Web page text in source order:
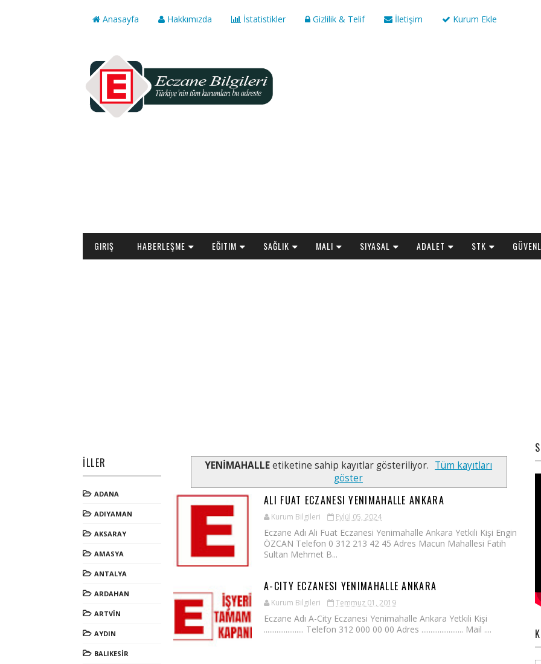
Anasayfa Hakkımızda İstatistikler Gizlilik & Telif İletişim Kurum Ekle
GIRIŞ HABERLEŞME EĞITIM SAĞLIK MALI SIYASAL ADALET STK
İLLER
ADANA
ADIYAMAN
AKSARAY
AMASYA
ANTALYA
ARDAHAN
ARTVİN
AYDIN
BALIKESİR
YENİMAHALLEetiketine sahip kayıtlar gösteriliyor. Tüm kayıtları
göster
ALI FUAT ECZANESI YENIMAHALLE ANKARA
Kurum Bilgileri Eylül 05, 2024
Eczane Adı Ali Fuat Eczanesi Yenimahalle Ankara Yetkili Kişi Engin
ÖZCAN Telefon 0 312 213 42 45 Adres Macun Mahallesi Fatih
Sultan Mehmet B...
A-CITY ECZANESI YENIMAHALLE ANKARA
Kurum Bilgileri Temmuz 01, 2019
Eczane Adı A-City Eczanesi Yenimahalle Ankara Yetkili Kişi
...................... Telefon 312 000 00 00 Adres ....................... Mail ....